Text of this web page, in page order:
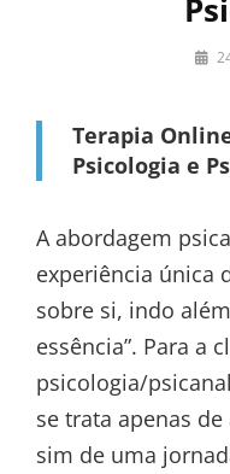
By
|
Terapia
Psicologia e
A abordagem
experiência única
sobre si, indo
essência”. Para a
psicologia/
se trata apenas
sim de uma